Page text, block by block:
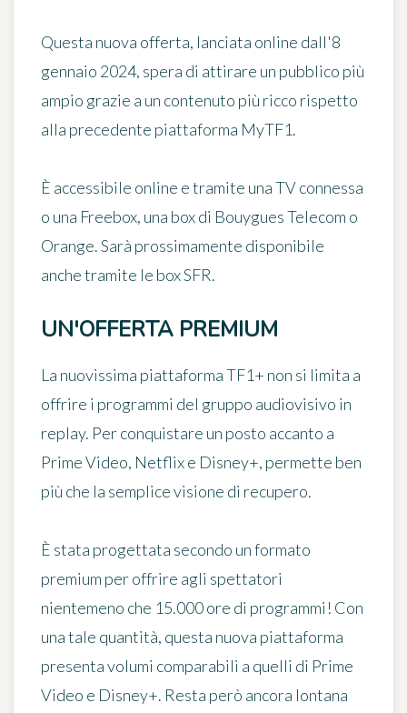
Questa nuova offerta, lanciata online dall'8
gennaio 2024, spera di attirare un pubblico più
ampio grazie a un contenuto più ricco rispetto
alla precedente piattaforma MyTF1.
È accessibile online e tramite una TV connessa
o una Freebox, una box di Bouygues Telecom o
Orange. Sarà prossimamente disponibile
anche tramite le box SFR.
UN'OFFERTA PREMIUM
La nuovissima piattaforma TF1+ non si limita a
offrire i programmi del gruppo audiovisivo in
replay. Per conquistare un posto accanto a
Prime Video, Netflix e Disney+, permette ben
più che la semplice visione di recupero.
È stata progettata secondo un formato
premium per offrire agli spettatori
nientemeno che 15.000 ore di programmi ! Con
una tale quantità, questa nuova piattaforma
presenta volumi comparabili a quelli di Prime
Video e Disney+. Resta però ancora lontana